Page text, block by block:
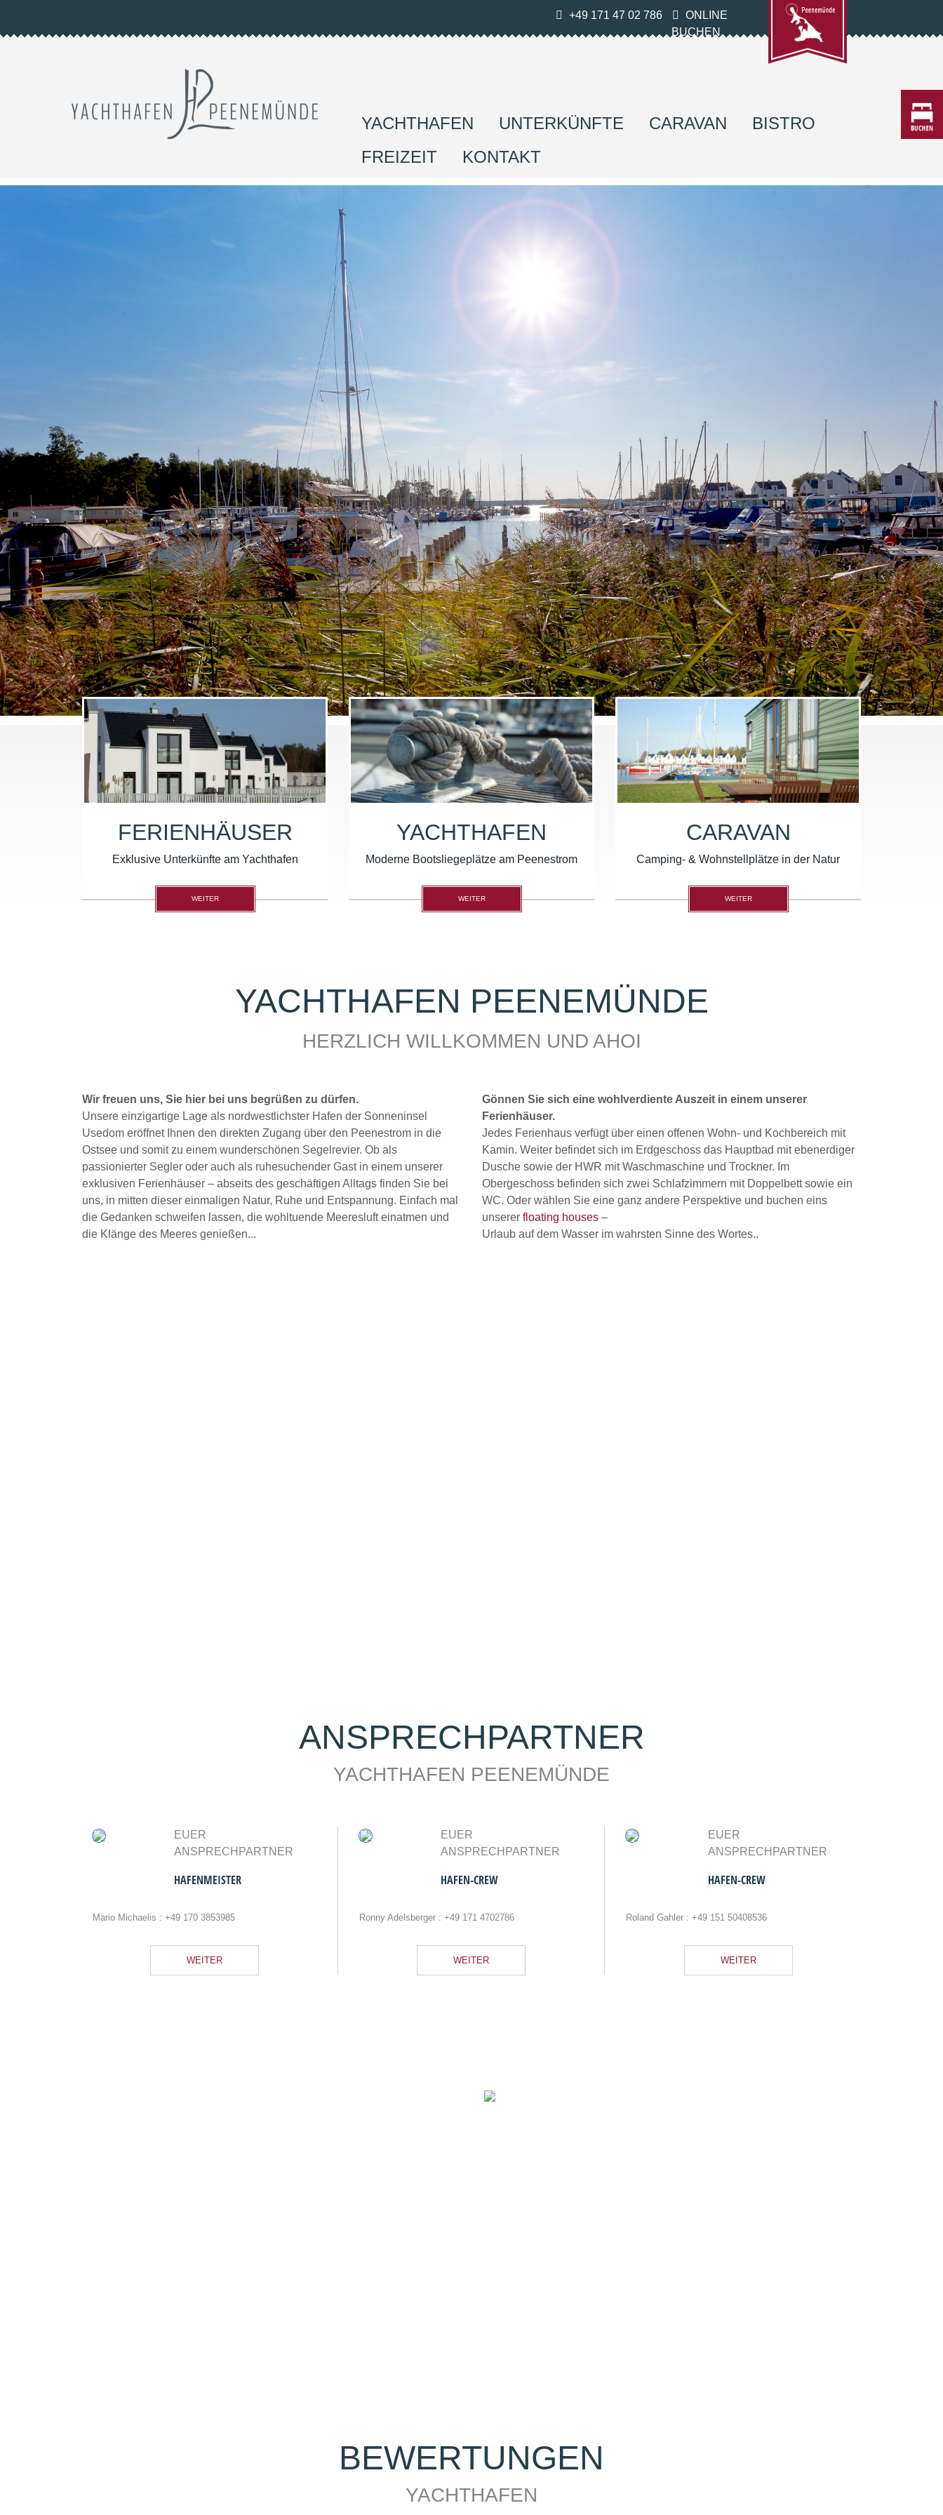
+49 171 47 02 786
ONLINE
BUCHEN
YACHTHAFEN UNTERKÜNFTE CARAVAN
BISTRO
FREIZEIT
KONTAKT
FERIENHÄUSER
Exklusive Unterkünfte am Yachthafen
WEITER
YACHTHAFEN
Moderne Bootsliegeplätze am Peenestrom
WEITER
CARAVAN
Camping- & Wohnstellplätze in der Natur
WEITER
YACHTHAFEN PEENEMÜNDE
HERZLICH WILLKOMMEN UND AHOI
Wir freuen uns, Sie hier bei uns begrüßen zu dürfen.
Unsere einzigartige Lage als nordwestlichster Hafen der Sonneninsel
Usedom eröffnet Ihnen den direkten Zugang über den Peenestrom in die
Ostsee und somit zu einem wunderschönen Segelrevier. Ob als
passionierter Segler oder auch als ruhesuchender Gast in einem unserer
exklusiven Ferienhäuser – abseits des geschäftigen Alltags finden Sie bei
uns, in mitten dieser einmaligen Natur, Ruhe und Entspannung. Einfach mal
die Gedanken schweifen lassen, die wohltuende Meeresluft einatmen und
die Klänge des Meeres genießen...
Gönnen Sie sich eine wohlverdiente Auszeit in einem unserer
Ferienhäuser.
Jedes Ferienhaus verfügt über einen offenen Wohn- und Kochbereich mit
Kamin. Weiter befindet sich im Erdgeschoss das Hauptbad mit ebenerdiger
Dusche sowie der HWR mit Waschmaschine und Trockner. Im
Obergeschoss befinden sich zwei Schlafzimmern mit Doppelbett sowie ein
WC. Oder wählen Sie eine ganz andere Perspektive und buchen eins
unserer floating houses –
Urlaub auf dem Wasser im wahrsten Sinne des Wortes..
ANSPRECHPARTNER
YACHTHAFEN PEENEMÜNDE
EUER
ANSPRECHPARTNER
HAFENMEISTER
Mario Michaelis : +49 170 3853985
WEITER
EUER
ANSPRECHPARTNER
HAFEN-CREW
Ronny Adelsberger : +49 171 4702786
WEITER
EUER
ANSPRECHPARTNER
HAFEN-CREW
Roland Gahler : +49 151 50408536
WEITER
BEWERTUNGEN
YACHTHAFEN